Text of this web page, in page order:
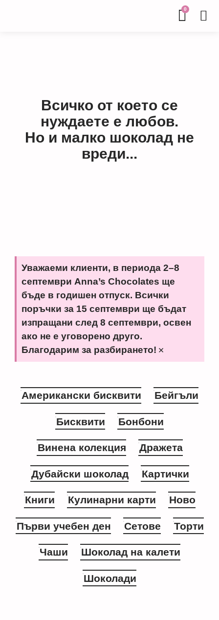
0
Всичко от което се
нуждаете е любов.
Но и малко шоколад не
вреди...
Уважаеми клиенти, в периода 2–8
септември Anna’s Chocolates ще
бъде в годишен отпуск. Всички
поръчки за 15 септември ще бъдат
изпращани след 8 септември, освен
ако не е уговорено друго.
Благодарим за разбирането! ×
Американски бисквити Бейгъли
Бисквити Бонбони
Винена колекция Дражета
Дубайски шоколад Картички
Книги Кулинарни карти Ново
Първи учебен ден Сетове Торти
Чаши Шоколад на калети
Шоколади